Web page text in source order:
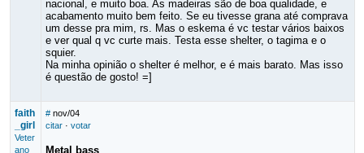
nacional, e muito boa. As madeiras são de boa qualidade, e
acabamento muito bem feito. Se eu tivesse grana até comprava
um desse pra mim, rs. Mas o eskema é vc testar vários baixos
e ver qual q vc curte mais. Testa esse shelter, o tagima e o
squier.
Na minha opinião o shelter é melhor, e é mais barato. Mas isso
é questão de gosto! =]
faith
_girl
Veter
ano
# nov/04
citar· votar
Metal bass